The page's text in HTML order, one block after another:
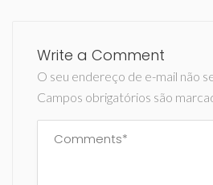
Write a Comment
O seu endereço de e-mail não
Campos obrigatórios são